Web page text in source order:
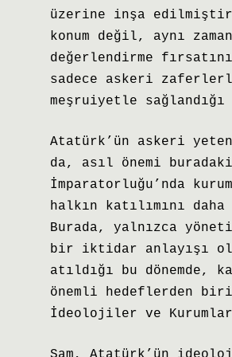
üzerine inşa
konum değil, aynı
değerlendirme
sadece askeri
meşruiyetle
Atatürk’ün askeri
da, asıl önemi
İmparatorluğu’nda
halkın katılımını
Burada, yalnızca
bir iktidar anlayışı
atıldığı bu
önemli hedeflerden
İdeolojiler ve